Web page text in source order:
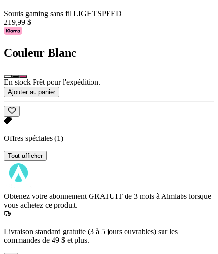
Souris gaming sans fil LIGHTSPEED
219,99 $
Couleur Blanc
En stock Prêt pour l'expédition.
Ajouter au panier
Offres spéciales (1)
Tout afficher
Obtenez votre abonnement GRATUIT de 3 mois à Aimlabs lorsque
vous achetez ce produit.
Livraison standard gratuite (3 à 5 jours ouvrables) sur les
commandes de 49 $ et plus.